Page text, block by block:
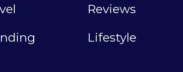
Reviews
Lifestyle